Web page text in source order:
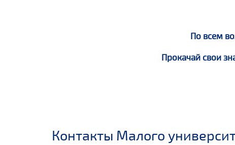
По всем
Прокачай свои
Контакты Малого